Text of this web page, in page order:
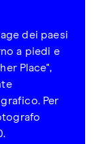
dei paesi
a piedi e
Place",
Per